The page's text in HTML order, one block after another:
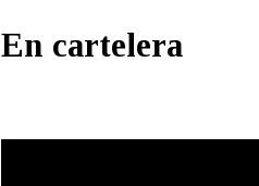
En cartelera